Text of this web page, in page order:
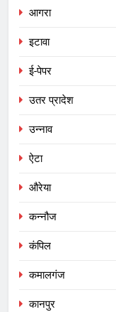
आगरा
इटावा
ई-पेपर
उतर प्रादेश
उन्नाव
ऐटा
औरेया
कन्नौज
कंपिल
कमालगंज
कानपुर